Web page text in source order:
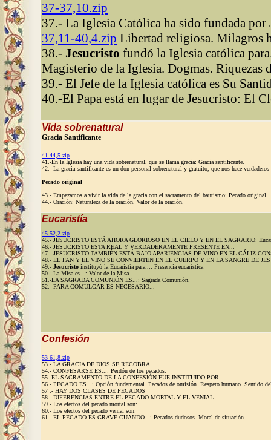
37-37,10.zip
37.- La Iglesia Católica ha sido fundada por
37,11-40,4.zip Libertad religiosa. Milagros
38.- Jesucristo fundó la Iglesia católica
Magisterio de la Iglesia. Dogmas.
39.- El Jefe de la Iglesia católica es Su
40.-El Papa está en lugar de Jesucristo: El
Vida sobrenatural
Gracia Santificante
41-44,5.zip
41.-En la Iglesia hay una vida sobrenatural, que se llama gracia: Gracia santificante.
42.- La gracia santificante es un don personal sobrenatural y gratuito, que nos hace
Pecado original
43.- Empezamos a vivir la vida de la gracia con el sacramento del bautismo: Pecado original.
44.- Oración: Naturaleza de la oración. Valor de la oración.
Eucaristía
45-52,2.zip
45.- JESUCRISTO ESTÁ AHORA GLORIOSO EN EL CIELO Y EN EL SAGRARIO:
46.- JESUCRISTO ESTA REAL Y VERDADERAMENTE PRESENTE EN...
47.- JESUCRISTO TAMBIÉN ESTÁ BAJO APARIENCIAS DE VINO EN EL CÁLIZ
48.- EL PAN Y EL VINO SE CONVIERTEN EN EL CUERPO Y EN LA SANGRE DE
49.- Jesucristo instituyó la Eucaristía para...: Presencia eucarística
50.- La Misa es...: Valor de la Misa.
51.-LA SAGRADA COMUNIÓN ES...: Sagrada Comunión.
52.- PARA COMULGAR ES NECESARIO...
Confesión
53-61,8.zip
53.- LA GRACIA DE DIOS SE RECOBRA...
54.- CONFESARSE ES...: Perdón de los pecados.
55.-EL SACRAMENTO DE LA CONFESIÓN FUE INSTITUIDO POR...
56.- PECADO ES...: Opción fundamental. Pecados de omisión. Respeto humano. Sentido
57 .- HAY DOS CLASES DE PECADOS
58.- DIFERENCIAS ENTRE EL PECADO MORTAL Y EL VENIAL
59.- Los efectos del pecado mortal son:
60.- Los efectos del pecado venial son:
61.- EL PECADO ES GRAVE CUANDO...: Pecados dudosos. Moral de situación.